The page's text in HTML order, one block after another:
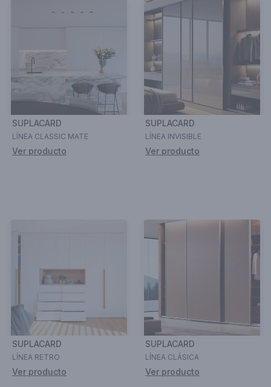
SUPLACARD
LÍNEA CLASSIC MATE
Ver producto
SUPLACARD
LÍNEA INVISIBLE
Ver producto
SUPLACARD
LÍNEA RETRO
Ver producto
SUPLACARD
LÍNEA CLÁSICA
Ver producto